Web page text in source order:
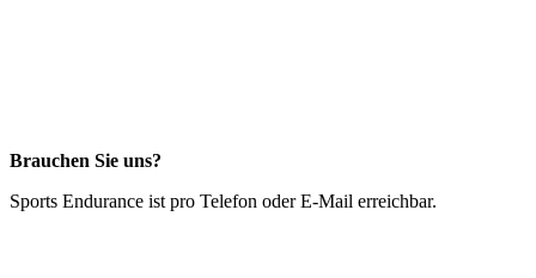
Brauchen Sie uns?
Sports Endurance ist pro Telefon oder E-Mail erreichbar.